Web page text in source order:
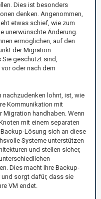
Dies ist besonders
denken. Angenommen,
etwas schief, wie zum
unerwünschte Änderung.
ermöglichen, auf den
der Migration
geschützt sind,
oder nach dem
nachzudenken lohnt, ist, wie
Kommunikation mit
Migration handhaben. Wenn
mit einem separaten
Lösung sich an diese
Systeme unterstützen
und stellen sicher,
Dies macht Ihre Backup-
sorgt dafür, dass sie
VM endet.